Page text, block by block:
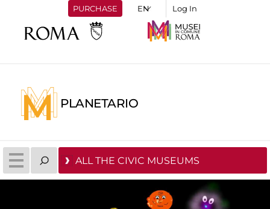
PURCHASE Log In
PLANETARIO
ALL THE CIVIC MUSEUMS